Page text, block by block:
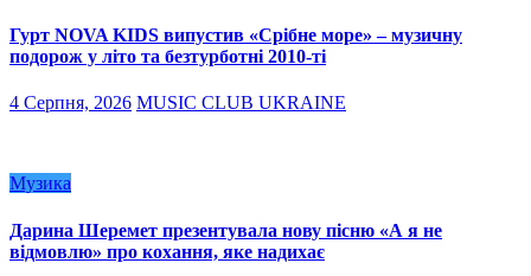
Гурт NOVA KIDS випустив «Срібне море» – музичну
подорож у літо та безтурботні 2010-ті
4 Серпня, 2026 MUSIC CLUB UKRAINE
Музика
Дарина Шеремет презентувала нову пісню «А я не
відмовлю» про кохання, яке надихає